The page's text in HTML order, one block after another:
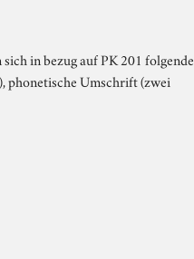
in bezug auf PK 201 folgende
phonetische Umschrift (zwei